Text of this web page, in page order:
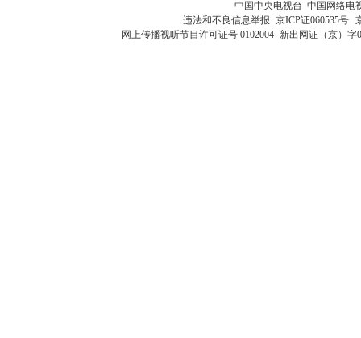
中国中央电视台 中国网络电
违法和不良信息举报 京ICP证060535号
网上传播视听节目许可证号 0102004 新出网证（京）